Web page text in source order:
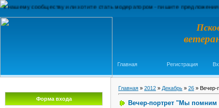
сообществу или хотите стать модератором - пишите предложения на e-
Главная Регистрация
Форма входа
Главная » 2012 » Декабрь » 26 »
Вечер-портрет "Мы